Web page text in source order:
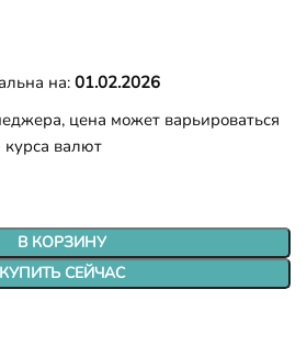
на: 01.02.2026
цена может варьироваться
курса валют
В КОРЗИНУ
КУПИТЬ СЕЙЧАС